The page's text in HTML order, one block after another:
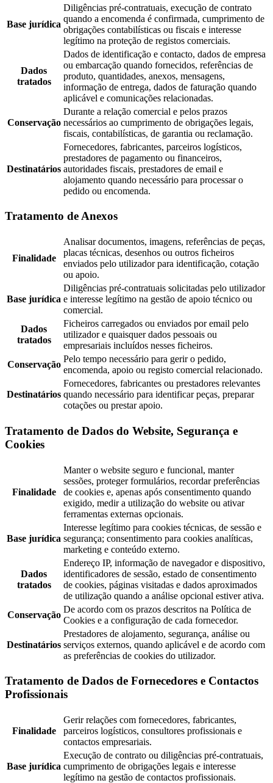
Base jurídica
Diligências pré-contratuais, execução de contrato
quando a encomenda é confirmada, cumprimento de
obrigações contabilísticas ou fiscais e interesse
legítimo na proteção de registos comerciais.
Dados
tratados
Dados de identificação e contacto, dados de empresa
ou embarcação quando fornecidos, referências de
produto, quantidades, anexos, mensagens,
informação de entrega, dados de faturação quando
aplicável e comunicações relacionadas.
Conservação
Durante a relação comercial e pelos prazos
necessários ao cumprimento de obrigações legais,
fiscais, contabilísticas, de garantia ou reclamação.
Destinatários
Fornecedores, fabricantes, parceiros logísticos,
prestadores de pagamento ou financeiros,
autoridades fiscais, prestadores de email e
alojamento quando necessário para processar o
pedido ou encomenda.
Tratamento de Anexos
Finalidade
Analisar documentos, imagens, referências de peças,
placas técnicas, desenhos ou outros ficheiros
enviados pelo utilizador para identificação, cotação
ou apoio.
Base jurídica
Diligências pré-contratuais solicitadas pelo utilizador
e interesse legítimo na gestão de apoio técnico ou
comercial.
Dados
tratados
Ficheiros carregados ou enviados por email pelo
utilizador e quaisquer dados pessoais ou
empresariais incluídos nesses ficheiros.
Conservação
Pelo tempo necessário para gerir o pedido,
encomenda, apoio ou registo comercial relacionado.
Destinatários
Fornecedores, fabricantes ou prestadores relevantes
quando necessário para identificar peças, preparar
cotações ou prestar apoio.
Tratamento de Dados do Website, Segurança e
Cookies
Finalidade
Manter o website seguro e funcional, manter
sessões, proteger formulários, recordar preferências
de cookies e, apenas após consentimento quando
exigido, medir a utilização do website ou ativar
ferramentas externas opcionais.
Base jurídica
Interesse legítimo para cookies técnicas, de sessão e
segurança; consentimento para cookies analíticas,
marketing e conteúdo externo.
Dados
tratados
Endereço IP, informação de navegador e dispositivo,
identificadores de sessão, estado de consentimento
de cookies, páginas visitadas e dados aproximados
de utilização quando a análise opcional estiver ativa.
Conservação
De acordo com os prazos descritos na Política de
Cookies e a configuração de cada fornecedor.
Destinatários
Prestadores de alojamento, segurança, análise ou
serviços externos, quando aplicável e de acordo com
as preferências de cookies do utilizador.
Tratamento de Dados de Fornecedores e Contactos
Profissionais
Finalidade
Gerir relações com fornecedores, fabricantes,
parceiros logísticos, consultores profissionais e
contactos empresariais.
Base jurídica
Execução de contrato ou diligências pré-contratuais,
cumprimento de obrigações legais e interesse
legítimo na gestão de contactos profissionais.